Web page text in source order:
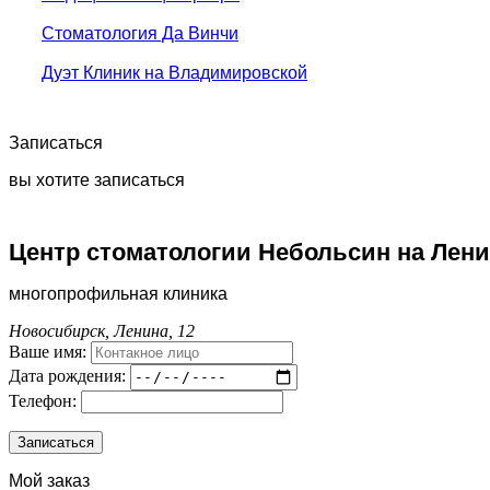
Стоматология Да Винчи
Дуэт Клиник на Владимировской
Записаться
вы хотите записаться
Центр стоматологии Небольсин на
многопрофильная клиника
Новосибирск, Ленина, 12
Ваше имя:
Дата рождения:
Телефон:
Мой заказ